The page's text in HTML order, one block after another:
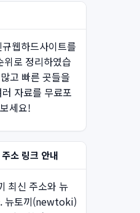
웹하드사이트를
로 정리하였습
고 빠른 곳들을
자료를 무료포
세요!
소 링크 안내
최신 주소와 뉴
. 뉴토끼(newtoki)